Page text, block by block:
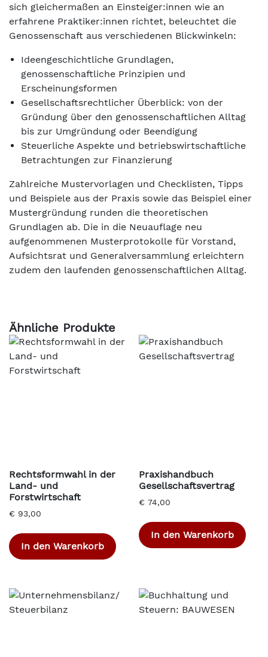
sich gleichermaßen an Einsteiger:innen wie an
erfahrene Praktiker:innen richtet, beleuchtet die
Genossenschaft aus verschiedenen Blickwinkeln:
Ideengeschichtliche Grundlagen,
genossenschaftliche Prinzipien und
Erscheinungsformen
Gesellschaftsrechtlicher Überblick: von der
Gründung über den genossenschaftlichen Alltag
bis zur Umgründung oder Beendigung
Steuerliche Aspekte und betriebswirtschaftliche
Betrachtungen zur Finanzierung
Zahlreiche Mustervorlagen und Checklisten, Tipps
und Beispiele aus der Praxis sowie das Beispiel einer
Mustergründung runden die theoretischen
Grundlagen ab. Die in die Neuauflage neu
aufgenommenen Musterprotokolle für Vorstand,
Aufsichtsrat und Generalversammlung erleichtern
zudem den laufenden genossenschaftlichen Alltag.
Ähnliche Produkte
Rechtsformwahl in der
Land- und
Forstwirtschaft
€ 93,00
In den Warenkorb
Praxishandbuch
Gesellschaftsvertrag
€ 74,00
In den Warenkorb